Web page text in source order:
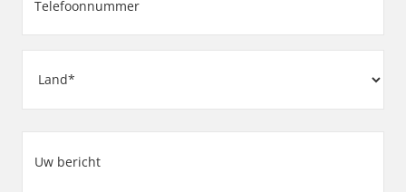
(Vereist)
bericht